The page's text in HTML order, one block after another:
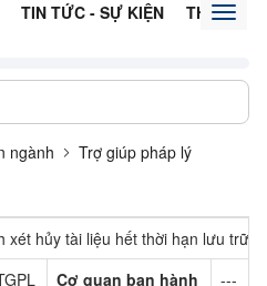
TIN TỨC - SỰ KIỆN THÔNG
ngành Trợ giúp pháp lý
xét hủy tài liệu hết thời hạn lưu trữ
Cơ quan ban hành
---